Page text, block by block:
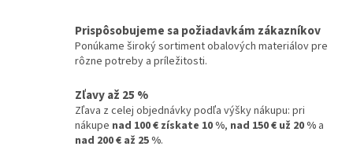
Prispôsobujeme sa požiadavkám zákazníkov
Ponúkame široký sortiment obalových materiálov pre
rôzne potreby a príležitosti.
Zľavy až 25 %
Zľava z celej objednávky podľa výšky nákupu: pri
nákupe nad 100 € získate 10 %, nad 150 € už 20 % a
nad 200 € až 25 %.